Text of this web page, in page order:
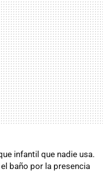
infantil que nadie usa.
baño por la presencia